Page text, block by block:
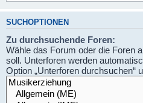
SUCHOPTIONEN
Zu durchsuchende Foren:
Wähle das Forum oder die Foren
soll. Unterforen werden
Option „Unterforen durchsuchen“